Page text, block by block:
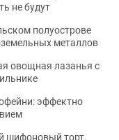
не будут
полуострове
металлов
овощная лазанья с
эффектно
шифоновый торт,